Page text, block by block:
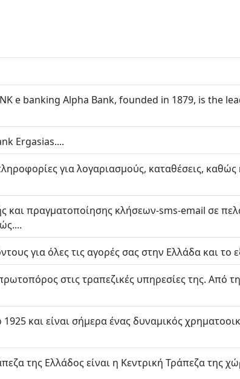
e banking Alpha Bank, founded in 1879, is the
Ergasias....
για λογαριασμούς, καταθέσεις, καθώς
και πραγματοποίησης κλήσεων-sms-email σε
για όλες τις αγορές σας στην Ελλάδα και το
στις τραπεζικές υπηρεσίες της. Από
και είναι σήμερα ένας δυναμικός
της Ελλάδος είναι η Κεντρική Τράπεζα της